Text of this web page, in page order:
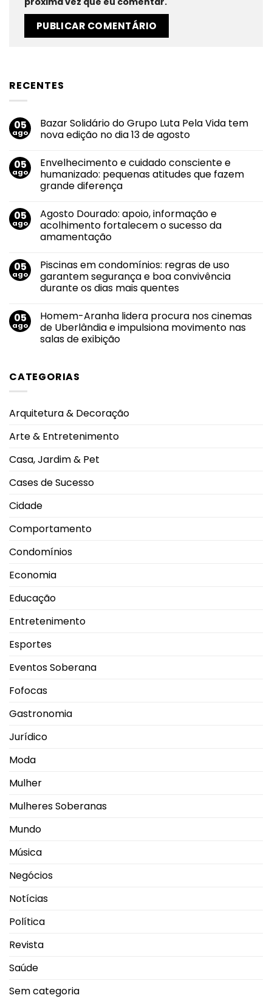
RECENTES
05
ago
Bazar Solidário do Grupo Luta Pela Vida tem
nova edição no dia 13 de agosto
em
Bazar
Solidário
do
Grupo
Pela
Vida
tem
nova
edição
13
de
agosto
05
ago
Envelhecimento e cuidado consciente e
humanizado: pequenas atitudes que fazem
grande diferença
em
Envelhecimento
e
cuidado
humanizado:
pequenas
atitudes
que
fazem
05
ago
Agosto Dourado: apoio, informação e
acolhimento fortalecem o sucesso da
amamentação
em
Agosto
Dourado:
apoio,
acolhimento
fortalecem
o
sucesso
da
05
ago
Piscinas em condomínios: regras de uso
garantem segurança e boa convivência
durante os dias mais quentes
em
Piscinas
em
condomínios:
segurança
durante
os
mais
quentes
05
ago
Homem-Aranha lidera procura nos cinemas
de Uberlândia e impulsiona movimento nas
salas de exibição
Homem-
Aranha
cinemas
e
movimento
nas
de
exibição
CATEGORIAS
Arquitetura & Decoração
Arte & Entretenimento
Casa, Jardim & Pet
Cases de Sucesso
Cidade
Comportamento
Condomínios
Economia
Educação
Entretenimento
Esportes
Eventos Soberana
Fofocas
Gastronomia
Jurídico
Moda
Mulher
Mulheres Soberanas
Mundo
Música
Negócios
Notícias
Política
Revista
Saúde
Sem categoria